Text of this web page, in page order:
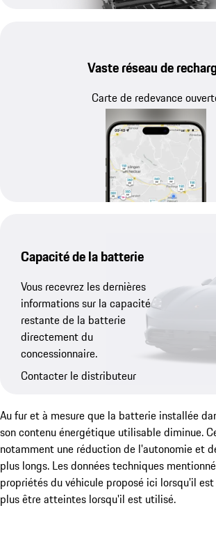
Vaste réseau de
Carte de redevance
Capacité de la batterie
Vous recevrez les dernières
informations sur la capacité
restante de la batterie
directement du
concessionnaire.
Contacter le distributeur
Au fur et à mesure que la batterie installée
son contenu énergétique utilisable diminue.
notamment une réduction de l'autonomie et
plus longs. Les données techniques
propriétés du véhicule proposé ici lorsqu'il
plus être atteintes lorsqu'il est utilisé.